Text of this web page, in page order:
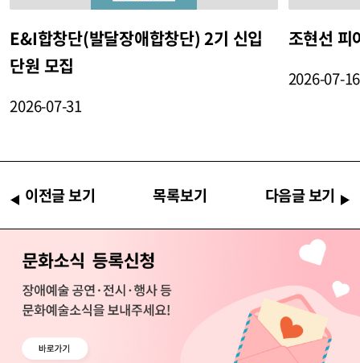
E&I합창단(발달장애합창단) 2기 신입
단원 모집
2026-07-31
조현선 피
2026-07-16
이전글 보기 목록보기 다음글 보기